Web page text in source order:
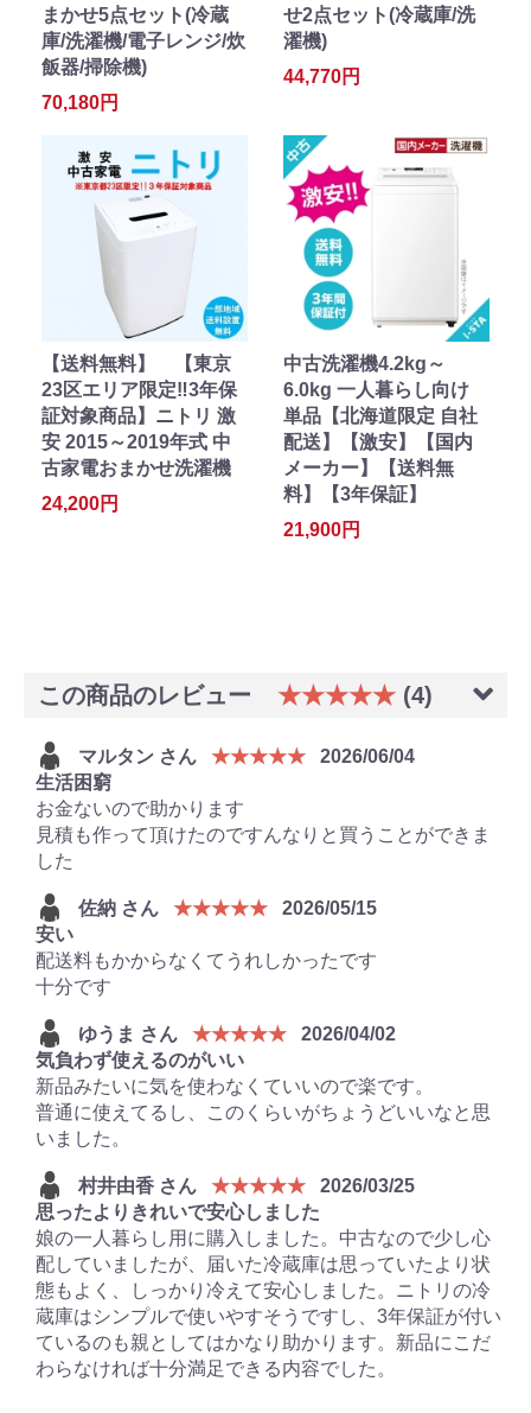
まかせ5点セット(冷蔵
庫/洗濯機/電子レンジ/炊
飯器/掃除機)
70,180円
せ2点セット(冷蔵庫/洗
濯機)
44,770円
【送料無料】 【東京
23区エリア限定‼3年保
証対象商品】ニトリ 激
安 2015～2019年式 中
古家電おまかせ洗濯機
24,200円
中古洗濯機4.2kg～
6.0kg 一人暮らし向け
単品【北海道限定 自社
配送】【激安】【国内
メーカー】【送料無
料】【3年保証】
21,900円
この商品のレビュー ★★★★★ (4)
マルタン さん ★★★★★
2026/06/04
生活困窮
お金ないので助かります
見積も作って頂けたのですんなりと買うことができま
した
佐納 さん ★★★★★
2026/05/15
安い
配送料もかからなくてうれしかったです
十分です
ゆうま さん ★★★★★
2026/04/02
気負わず使えるのがいい
新品みたいに気を使わなくていいので楽です。
普通に使えてるし、このくらいがちょうどいいなと思
いました。
村井由香 さん ★★★★★
2026/03/25
思ったよりきれいで安心しました
娘の一人暮らし用に購入しました。中古なので少し心
配していましたが、届いた冷蔵庫は思っていたより状
態もよく、しっかり冷えて安心しました。ニトリの冷
蔵庫はシンプルで使いやすそうですし、3年保証が付い
ているのも親としてはかなり助かります。新品にこだ
わらなければ十分満足できる内容でした。